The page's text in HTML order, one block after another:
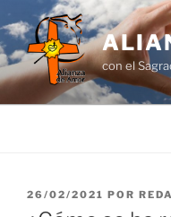
al
contenido
con el
PUBLICADO
EL
26/02/2021 POR